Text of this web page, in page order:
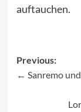
auftauchen.
Post
Previous:
Sanremo